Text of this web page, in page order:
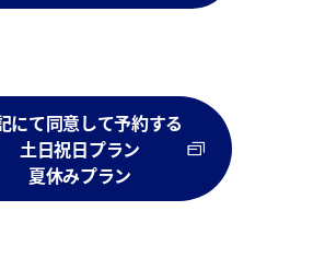
にて同意して予約する
土日祝日プラン
夏休みプラン